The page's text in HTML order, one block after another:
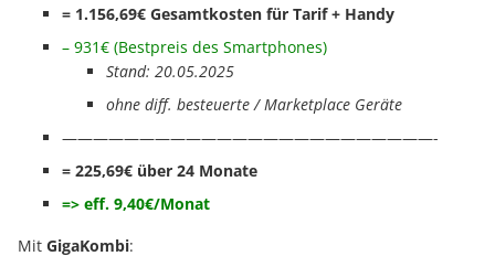
= 1.156,69€ Gesamtkosten für Tarif + Handy
– 931€ (Bestpreis des Smartphones)
Stand: 20.05.2025
ohne diff. besteuerte / Marketplace Geräte
————————————————————————-
= 225,69€ über 24 Monate
=> eff. 9,40€/Monat
Mit GigaKombi: